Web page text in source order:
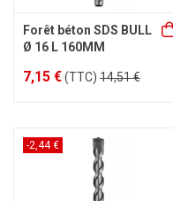
Forêt béton SDS BULL
Ø 16 L 160MM
7,15 €(TTC) 14,51 €
-2,44 €